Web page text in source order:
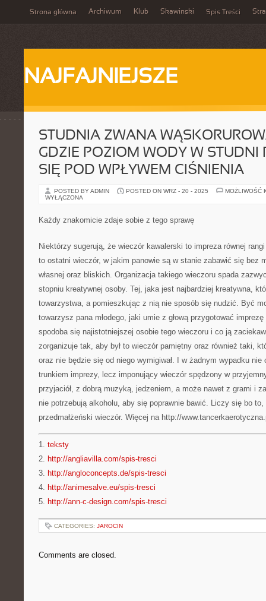
Strona główna Archiwum Klub Skawinski Spis Treści
NAJFAJNIEJSZE
STUDNIA ZWANA
GDZIE POZIOM WODY W STUDNI
SIĘ POD WPŁYWEM CIŚNIENIA
POSTED BY ADMIN POSTED ON WRZ - 20 - 2025
MOŻLIWOŚĆ
WYŁĄCZONA
Każdy znakomicie zdaje sobie z tego sprawę
Niektórzy sugerują, że wieczór kawalerski to impreza równej
to ostatni wieczór, w jakim panowie są w stanie zabawić się bez
własnej oraz bliskich. Organizacja takiego wieczoru spada
stopniu kreatywnej osoby. Tej, jaka jest najbardziej kreatywna,
towarzystwa, a pomieszkując z nią nie sposób się nudzić. Być
towarzysz pana młodego, jaki umie z głową przygotować
spodoba się najistotniejszej osobie tego wieczoru i co ją
zorganizuje tak, aby był to wieczór pamiętny oraz również taki,
oraz nie będzie się od niego wymigiwał. I w żadnym wypadku
trunkiem imprezy, lecz imponujący wieczór spędzony w
przyjaciół, z dobrą muzyką, jedzeniem, a może nawet z grami i
nie potrzebują alkoholu, aby się poprawnie bawić. Liczy się bo
przedmałżeński wieczór. Więcej na http://
1. teksty
2. http://angliavilla.com/spis-tresci
3. http://angloconcepts.de/spis-tresci
4. http://animesalve.eu/spis-tresci
5. http://ann-c-design.com/spis-tresci
CATEGORIES: JAROCIN
Comments are closed.